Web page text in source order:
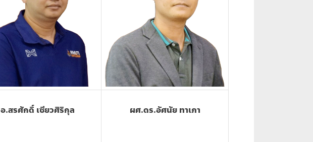
อ.สรศักดิ์ เซียวศิริกุล ผศ.ดร.อัศนัย ทาเภา